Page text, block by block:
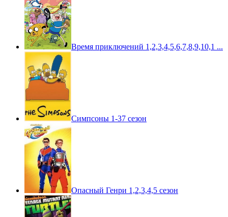
Время приключений 1,2,3,4,5,6,7,8,9,10,1 ...
Симпсоны 1-37 сезон
Опасный Генри 1,2,3,4,5 сезон